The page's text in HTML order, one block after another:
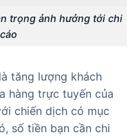
trọng ảnh hưởng tới chi
tăng lượng khách
hàng trực tuyến của
chiến dịch có mục
số tiền bạn cần chi